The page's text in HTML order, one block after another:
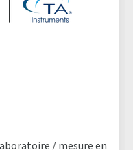
/ mesure en